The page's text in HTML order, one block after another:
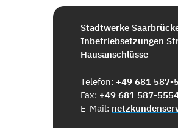
Stadtwerke
Inbetriebsetzungen
Hausanschlüsse
Telefon: +49 681 587-
Fax: +49 681 587-
E-Mail: